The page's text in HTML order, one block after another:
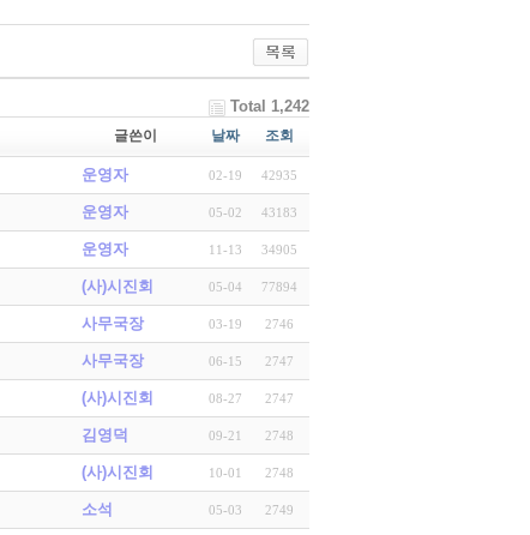
Total 1,242
글쓴이 날짜 조회
운영자 02-19 42935
운영자 05-02 43183
운영자 11-13 34905
(사)시진회 05-04 77894
사무국장 03-19 2746
사무국장 06-15 2747
(사)시진회 08-27 2747
김영덕 09-21 2748
(사)시진회 10-01 2748
소석 05-03 2749